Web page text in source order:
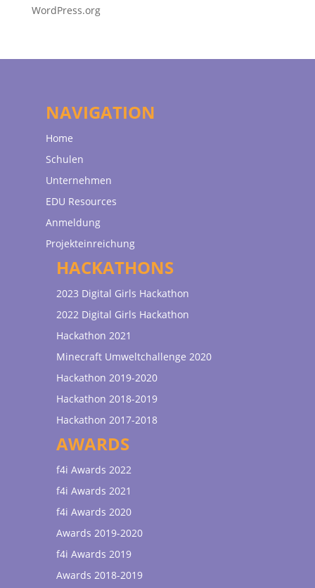
WordPress.org
NAVIGATION
Home
Schulen
Unternehmen
EDU Resources
Anmeldung
Projekteinreichung
HACKATHONS
2023 Digital Girls Hackathon
2022 Digital Girls Hackathon
Hackathon 2021
Minecraft Umweltchallenge 2020
Hackathon 2019-2020
Hackathon 2018-2019
Hackathon 2017-2018
AWARDS
f4i Awards 2022
f4i Awards 2021
f4i Awards 2020
Awards 2019-2020
f4i Awards 2019
Awards 2018-2019